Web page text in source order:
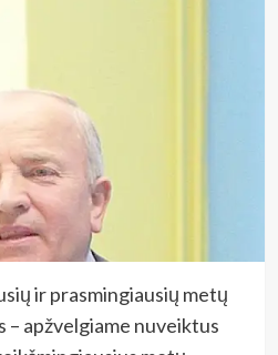
ir prasmingiausių metų
– apžvelgiame nuveiktus